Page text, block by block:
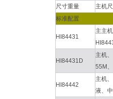
尺寸重量
主机
标准配置
HI84431
主主
HI84431D
主机
55M
HI84442
主机
液、